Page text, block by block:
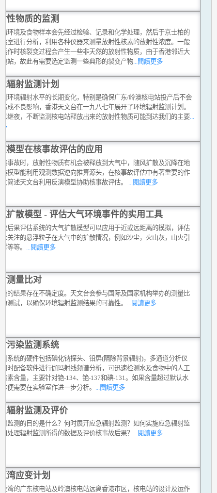
性物质的监测
环境及食物样本会先经过检验、记录和化学处理，然后于京士柏的
室进行分析，利用各种仪器来测量放射性核素的放射性浓度。一般
作时核裂变过程会产生一些非天然的放射性物质，由于香港邻近大
站，故此有需要选定监测一些典形的裂变产物...閱讀更多
辐射监测计划
环境辐射水平的长期变化，特别是确保广东/岭澳核电站投产后不会
成不良影响，香港天文台在一九八七年展开了环境辐射监测计划。
继夜，不断监测核电站释放出来的放射性物质可能到达我们的主要...
模型在核事故评估的应用
事故时，放射性物质有机会被释放到大气中，随风扩散及沉降在地
模型能利用观测数据逆向推算源头，在核事故评估中有著重要的作
简述天文台利用反演模型协助核事故评估。
...閱讀更多
扩散模型 - 评估大气环境事件的实用工具
后果评估系统的大气扩散模型可以应用于近或远距离的模拟，评估
关注的悬浮粒子在大气中的扩散情况，例如沙尘，火山灰，山火引
等等。 ...閱讀更多
测量比对
的结果存在不确定度。天文台会参与国际及国家机构举办的测量比
测试，以确保环境辐射监测结果的可靠性。
...閱讀更多
污染监测系统
系统的硬件包括碘化钠探头、铅屏(隔除背景辐射)，多通道分析仪
时配备软件进行伽玛射线频谱分析，可迅速检测水及食物中的人工
素含量，主要针对铯-134、铯-137和碘-131。如果含量超过默认水
便需要在实验室作进一步分析。
...閱讀更多
辐射监测及评价
监测的目的是什么？何时展开应急辐射监测？如何实施应急辐射监
处理辐射监测所得的数据及评价核事故后果？ ...閱讀更多
湾应变计划
湾的广东核电站及岭澳核电站远离香港市区，核电站的设计及运作